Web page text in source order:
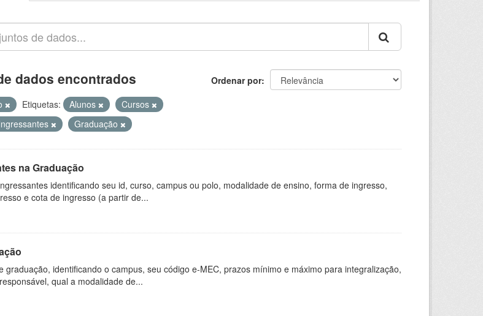
Ordenar por
dados encontrados
Etiquetas: Alunos
Cursos
Graduação
na Graduação
identificando seu id, curso, campus ou polo, modalidade de ensino, forma de ingresso,
e cota de ingresso (a partir de...
graduação, identificando o campus, seu código e-MEC, prazos mínimo e máximo para integralização,
qual a modalidade de...